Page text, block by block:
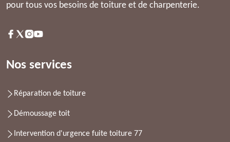
pour tous vos besoins de toiture et de charpenterie.
Nos services
Réparation de toiture
Démoussage toit
Intervention d'urgence fuite toiture 77